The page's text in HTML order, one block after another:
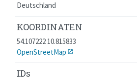
Deutschland
KOORDINATEN
54.107222 10.815833
OpenStreetMap
IDs